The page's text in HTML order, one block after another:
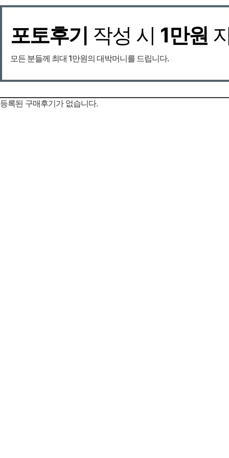
포토후기 작성 시 1만원
모든 분들께 최대 1만원의 대박머니를 드립니다.
등록된 구매후기가 없습니다.